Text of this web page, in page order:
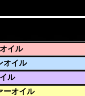
イル
オイル
ル
ーオイル